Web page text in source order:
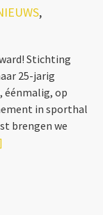
,
Stichting
25-jarig
éénmalig, op
in sporthal
brengen we